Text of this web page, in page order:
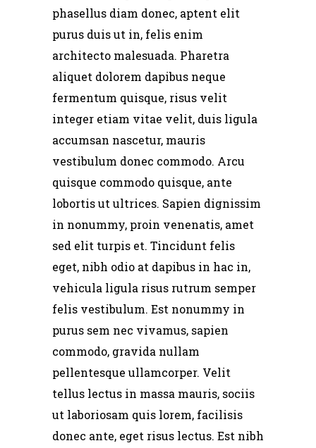
phasellus diam donec, aptent elit
purus duis ut in, felis enim
architecto malesuada. Pharetra
aliquet dolorem dapibus neque
fermentum quisque, risus velit
integer etiam vitae velit, duis ligula
accumsan nascetur, mauris
vestibulum donec commodo. Arcu
quisque commodo quisque, ante
lobortis ut ultrices. Sapien dignissim
in nonummy, proin venenatis, amet
sed elit turpis et. Tincidunt felis
eget, nibh odio at dapibus in hac in,
vehicula ligula risus rutrum semper
felis vestibulum. Est nonummy in
purus sem nec vivamus, sapien
commodo, gravida nullam
pellentesque ullamcorper. Velit
tellus lectus in massa mauris, sociis
ut laboriosam quis lorem, facilisis
donec ante, eget risus lectus. Est nibh